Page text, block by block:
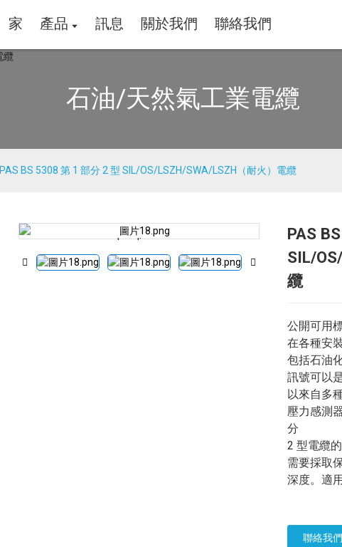
家 產品 訊息 關於我們 聯絡我們
石油/天然氣工業電纜
PAS BS 5308 第 1 部分 2 型 SIL/OS/LSZH/SWA/LSZH（耐火）電纜
Loading...
Loading...
PAS
SIL/
纜
公開可用
在各種安
包括石油
訊號可以
以來自多
壓力感測
分
2 型電纜
需要採取
深度。適
聯絡我們